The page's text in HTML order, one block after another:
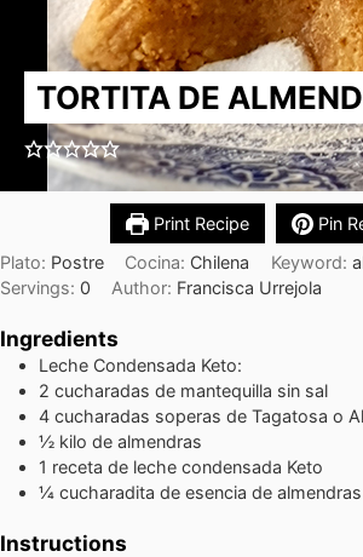
TORTITA DE
Print Recipe Pin
Plato: Postre Cocina: Chilena Keyword:
Servings: 0 Author: Francisca Urrejola
Ingredients
Leche Condensada Keto:
2 cucharadas de mantequilla sin sal
4 cucharadas soperas de Tagatosa o
½ kilo de almendras
1 receta de leche condensada Keto
¼ cucharadita de esencia de
Instructions